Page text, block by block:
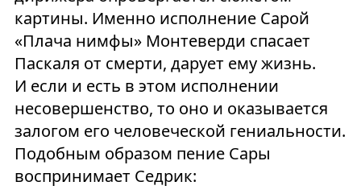
картины. Именно исполнение Сарой
«Плача нимфы» Монтеверди спасает
Паскаля от смерти, дарует ему жизнь.
И если и есть в этом исполнении
несовершенство, то оно и оказывается
залогом его человеческой гениальности.
Подобным образом пение Сары
воспринимает Седрик: